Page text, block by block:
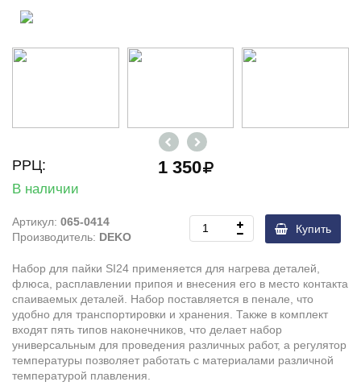
РРЦ: 1 350
В наличии
Артикул: 065-0414
Производитель: DEKO
Купить
Набор для пайки SI24 применяется для нагрева деталей,
флюса, расплавлении припоя и внесения его в место контакта
спаиваемых деталей. Набор поставляется в пенале, что
удобно для транспортировки и хранения. Также в комплект
входят пять типов наконечников, что делает набор
универсальным для проведения различных работ, а регулятор
температуры позволяет работать с материалами различной
температурой плавления.